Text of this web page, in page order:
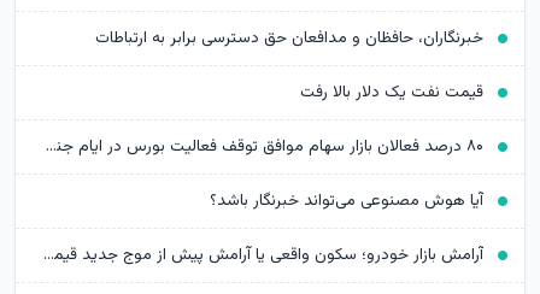
خبرنگاران، حافظان و مدافعان حق دسترسی برابر به ارتباطات
قیمت نفت یک دلار بالا رفت
۸۰ درصد فعالان بازار سهام موافق توقف فعالیت بورس در ایام جنگ بودند
آیا هوش مصنوعی می‌تواند خبرنگار باشد؟
آرامش بازار خودرو؛ سکون واقعی یا آرامش پیش از موج جدید قیمت‌ها؟